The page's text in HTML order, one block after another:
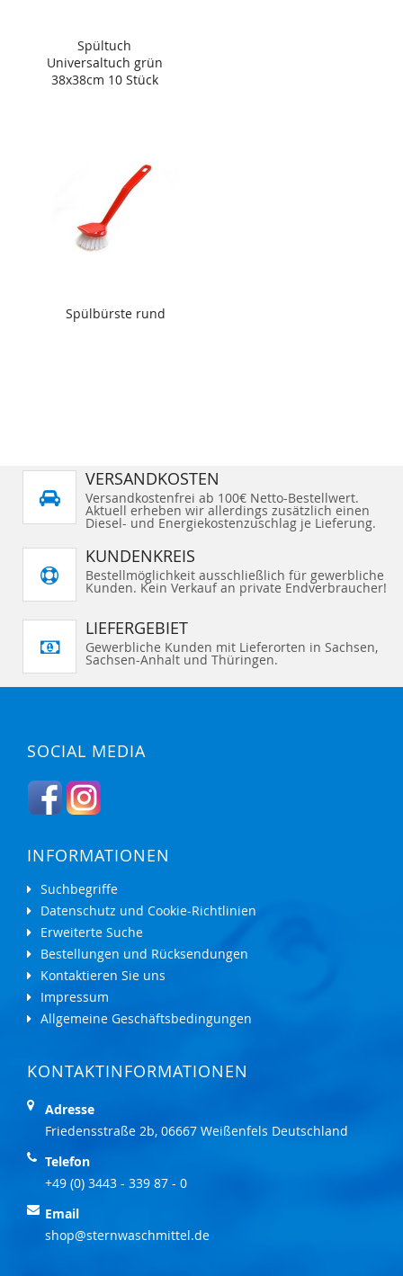
Spültuch
Universaltuch grün
38x38cm 10 Stück
Spülbürste rund
VERSANDKOSTEN
Versandkostenfrei ab 100€ Netto-Bestellwert.
Aktuell erheben wir allerdings zusätzlich einen
Diesel- und Energiekostenzuschlag je Lieferung.
KUNDENKREIS
Bestellmöglichkeit ausschließlich für gewerbliche
Kunden. Kein Verkauf an private Endverbraucher!
LIEFERGEBIET
Gewerbliche Kunden mit Lieferorten in Sachsen,
Sachsen-Anhalt und Thüringen.
SOCIAL MEDIA
INFORMATIONEN
Suchbegriffe
Datenschutz und Cookie-Richtlinien
Erweiterte Suche
Bestellungen und Rücksendungen
Kontaktieren Sie uns
Impressum
Allgemeine Geschäftsbedingungen
KONTAKTINFORMATIONEN
Adresse
Friedensstraße 2b, 06667 Weißenfels Deutschland
Telefon
+49 (0) 3443 - 339 87 - 0
Email
shop@sternwaschmittel.de